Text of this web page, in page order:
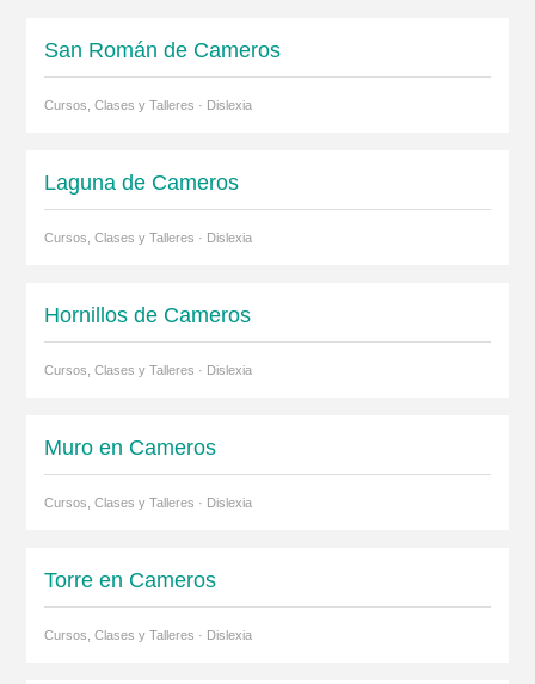
San Román de Cameros
Cursos, Clases y Talleres · Dislexia
Laguna de Cameros
Cursos, Clases y Talleres · Dislexia
Hornillos de Cameros
Cursos, Clases y Talleres · Dislexia
Muro en Cameros
Cursos, Clases y Talleres · Dislexia
Torre en Cameros
Cursos, Clases y Talleres · Dislexia